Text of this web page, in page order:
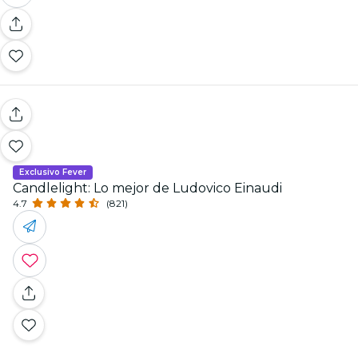
Exclusivo Fever
Candlelight: Lo mejor de Ludovico Einaudi
4.7 (821)